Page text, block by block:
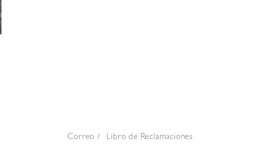
Correo Libro de Reclamaciones